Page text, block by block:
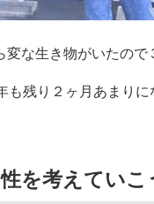
な生き物がいたので
も残り２ヶ月あまり
を考えていこ